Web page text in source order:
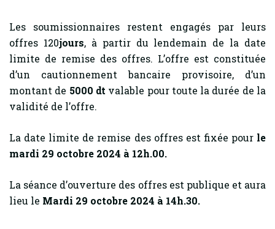
Les soumissionnaires restent engagés par leurs
offres 120jours, à partir du lendemain de la date
limite de remise des offres. L’offre est constituée
d’un cautionnement bancaire provisoire, d’un
montant de 5000 dt valable pour toute la durée de la
validité de l’offre.
La date limite de remise des offres est fixée pour le
mardi 29 octobre 2024 à 12h.00.
La séance d’ouverture des offres est publique et aura
lieu le Mardi 29 octobre 2024 à 14h.30.